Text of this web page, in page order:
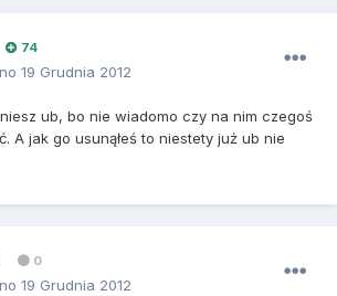
74
19 Grudnia 2012
ub, bo nie wiadomo czy na nim czegoś
A jak go usunąłeś to niestety już ub nie
0
19 Grudnia 2012